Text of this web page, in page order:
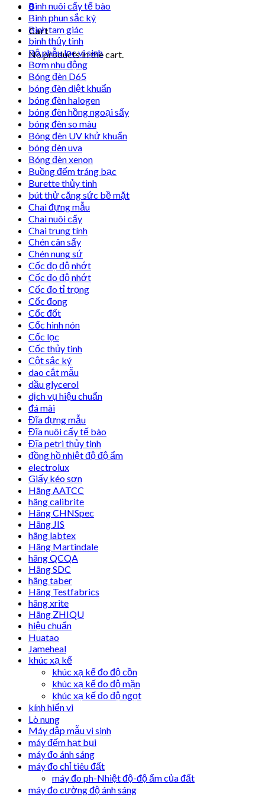
0
Cart
No products in the cart.
Bình nuôi cấy tế bào
Bình phun sắc ký
Bình tam giác
bình thủy tinh
Bộ phễu lọc vi sinh
Bơm nhu động
Bóng đèn D65
bóng đèn diệt khuẩn
bóng đèn halogen
bóng đèn hồng ngoại sấy
bóng đèn so màu
Bóng đèn UV khử khuẩn
bóng đèn uva
Bóng đèn xenon
Buồng đếm tráng bạc
Burette thủy tinh
bút thử căng sức bề mặt
Chai đựng mẫu
Chai nuôi cấy
Chai trung tính
Chén cân sấy
Chén nung sứ
Cốc đọ độ nhớt
Cốc đo độ nhớt
Cốc đo tỉ trọng
Cốc đong
Cốc đốt
Cốc hình nón
Cốc lọc
Cốc thủy tinh
Cột sắc ký
dao cắt mẫu
dầu glycerol
dịch vụ hiệu chuẩn
đá mài
Đĩa đựng mẫu
Đĩa nuôi cấy tế bào
Đĩa petri thủy tinh
đồng hồ nhiệt độ độ ẩm
electrolux
Giấy kéo sơn
Hãng AATCC
hãng calibrite
Hãng CHNSpec
Hãng JIS
hãng labtex
Hãng Martindale
hãng QCQA
Hãng SDC
hãng taber
Hãng Testfabrics
hãng xrite
Hãng ZHIQU
hiệu chuẩn
Huatao
Jameheal
khúc xạ kế
khúc xạ kế đo độ cồn
khúc xạ kế đo độ mặn
khúc xạ kế đo độ ngọt
kính hiển vi
Lò nung
Máy dập mẫu vi sinh
máy đếm hạt bụi
máy đo ánh sáng
máy đo chỉ tiêu đất
máy đo ph-Nhiệt độ-độ ẩm của đất
máy đo cường độ ánh sáng